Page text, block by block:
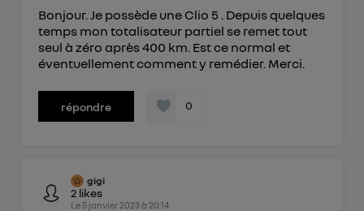
Bonjour. Je possède une Clio 5 . Depuis quelques
temps mon totalisateur partiel se remet tout
seul à zéro après 400 km. Est ce normal et
éventuellement comment y remédier. Merci.
répondre 0
gigi
2 likes
Le 5 janvier 2023 à 20:14